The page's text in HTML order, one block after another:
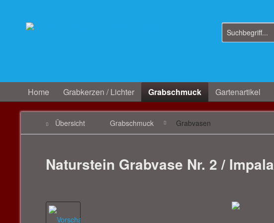
Home Grabkerzen / Lichter Grabschmuck Gartenartikel
Übersicht Grabschmuck Grabvasen
Naturstein Grabvase Nr. 2 / Impala